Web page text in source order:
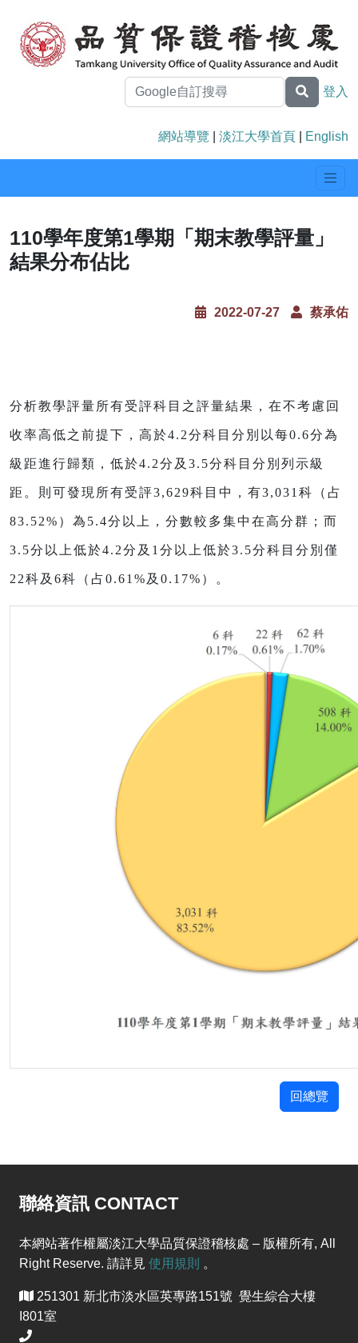
登入
網站導覽 淡江大學首頁 English
110學年度第1學期「期末教學評量」
結果分布佔比
2022-07-27 蔡承佑
分析教學評量所有受評科目之評量結果，在不考慮回
收率高低之前提下，高於4.2分科目分別以每0.6分為
級距進行歸類，低於4.2分及 3.5分科目分別列示級
距。則可發現所有受評3,629科目中，有3,031 科（占
83.52% ）為 5.4分以上，分數較多集中在高分群；而
3.5分以上低於4.2分及 1 分以上低於3.5分科目分別僅
22科及 6科（占0.61% 及 0.17% ）。
回總覽
聯絡資訊 CONTACT
本網站著作權屬淡江大學品質保證稽核處 – 版權所有, All
Right Reserve. 請詳見 使用規則 。
251301 新北市淡水區英專路151號 覺生綜合大樓
I801室